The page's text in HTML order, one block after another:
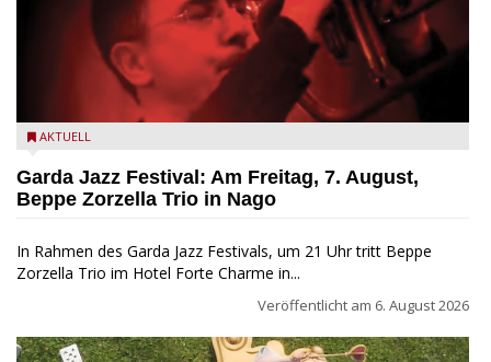
Beppe Zorzella Trio zu Gast beim Garda Jazz Festival
AKTUELL
Garda Jazz Festival: Am Freitag, 7. August,
Beppe Zorzella Trio in Nago
In Rahmen des Garda Jazz Festivals, um 21 Uhr tritt Beppe
Zorzella Trio im Hotel Forte Charme in...
Veröffentlicht am 6. August 2026